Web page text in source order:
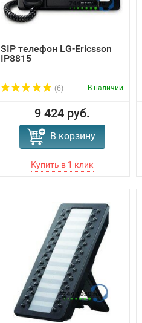
SIP телефон LG-Ericsson
IP8815
(6) В наличии
9 424 руб.
В корзину